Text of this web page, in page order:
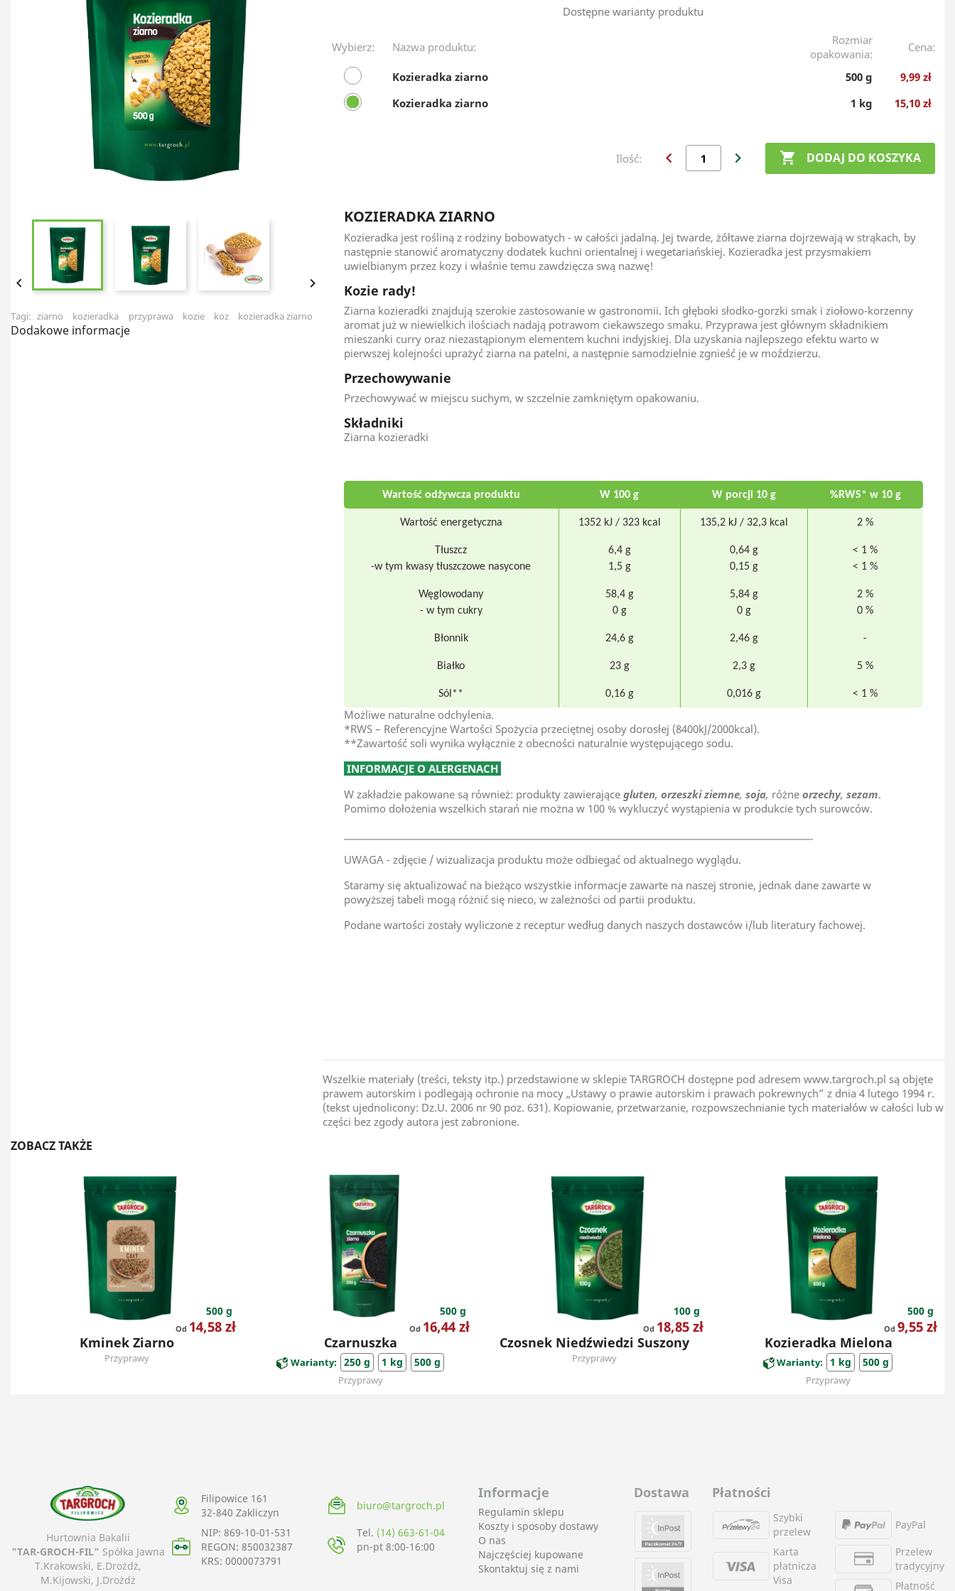
 
Tagi: ziarno kozieradka przyprawa kozie koz kozieradka ziarno
Dodakowe informacje
Dostępne warianty produktu
Wybierz: Nazwa produktu:
Rozmiar
opakowania:
Cena:
Kozieradka ziarno 500 g
9,99 zł
Kozieradka ziarno
1 kg 15,10 zł
Ilość: chevron_left chevron_right  DODAJ DO KOSZYKA
KOZIERADKA ZIARNO
Kozieradka jest rośliną z rodziny bobowatych - w całości jadalną. Jej twarde, żółtawe ziarna dojrzewają w strąkach, by
następnie stanowić aromatyczny dodatek kuchni orientalnej i wegetariańskiej. Kozieradka jest przysmakiem
uwielbianym przez kozy i właśnie temu zawdzięcza swą nazwę!
Kozie rady!
Ziarna kozieradki znajdują szerokie zastosowanie w gastronomii. Ich głęboki słodko-gorzki smak i ziołowo-korzenny
aromat już w niewielkich ilościach nadają potrawom ciekawszego smaku. Przyprawa jest głównym składnikiem
mieszanki curry oraz niezastąpionym elementem kuchni indyjskiej. Dla uzyskania najlepszego efektu warto w
pierwszej kolejności uprażyć ziarna na patelni, a następnie samodzielnie zgnieść je w moździerzu.
Przechowywanie
Przechowywać w miejscu suchym, w szczelnie zamkniętym opakowaniu.
Składniki
Ziarna kozieradki
Wartość odżywcza produktu W 100 g W porcji 10 g %RWS* w 10 g
Wartość energetyczna 1352 kJ / 323 kcal 135,2 kJ / 32,3 kcal 2 %
Tłuszcz
-w tym kwasy tłuszczowe nasycone
6,4 g
1,5 g
0,64 g
0,15 g
< 1 %
< 1 %
Węglowodany
- w tym cukry
58,4 g
0 g
5,84 g
0 g
2 %
0 %
Błonnik 24,6 g 2,46 g -
Białko 23 g 2,3 g 5 %
Sól** 0,16 g 0,016 g < 1 %
Możliwe naturalne odchylenia.
*RWS – Referencyjne Wartości Spożycia przeciętnej osoby dorosłej (8400kJ/2000kcal).
**Zawartość soli wynika wyłącznie z obecności naturalnie występującego sodu.
INFORMACJE O ALERGENACH
W zakładzie pakowane są również: produkty zawierające gluten, orzeszki ziemne, soja, różne orzechy, sezam.
Pomimo dołożenia wszelkich starań nie można w 100 % wykluczyć wystąpienia w produkcie tych surowców.
UWAGA - zdjęcie / wizualizacja produktu może odbiegać od aktualnego wyglądu.
Staramy się aktualizować na bieżąco wszystkie informacje zawarte na naszej stronie, jednak dane zawarte w
powyższej tabeli mogą różnić się nieco, w zależności od partii produktu.
Podane wartości zostały wyliczone z receptur według danych naszych dostawców i/lub literatury fachowej.
Wszelkie materiały (treści, teksty itp.) przedstawione w sklepie TARGROCH dostępne pod adresem www.targroch.pl są objęte
prawem autorskim i podlegają ochronie na mocy „Ustawy o prawie autorskim i prawach pokrewnych” z dnia 4 lutego 1994 r.
(tekst ujednolicony: Dz.U. 2006 nr 90 poz. 631). Kopiowanie, przetwarzanie, rozpowszechnianie tych materiałów w całości lub w
części bez zgody autora jest zabronione.
ZOBACZ TAKŻE
500 g
Od Cena
14,58 zł
Kminek Ziarno
Przyprawy
500 g
Od Cena
16,44 zł
Czarnuszka
Warianty: 250 g 1 kg 500 g
Przyprawy
100 g
Od Cena
18,85 zł
Czosnek Niedźwiedzi Suszony
Przyprawy
500 g
Od Cena
9,55 zł
Kozieradka Mielona
Warianty: 1 kg 500 g
Przyprawy
Hurtownia Bakalii
"TAR-GROCH-FIL" Spółka Jawna
T.Krakowski, E.Drożdż,
M.Kijowski, J.Drożdż
Filipowice 161
32-840 Zakliczyn
NIP: 869-10-01-531
REGON: 850032387
KRS: 0000073791
biuro@targroch.pl
Tel. (14) 663-61-04
pn-pt 8:00-16:00
Informacje
Regulamin sklepu
Koszty i sposoby dostawy
O nas
Najczęściej kupowane
Skontaktuj się z nami
Dostawa Płatności
Szybki
przelew
Karta
płatnicza
Visa
PayPal
Przelew
tradycyjny
Płatność